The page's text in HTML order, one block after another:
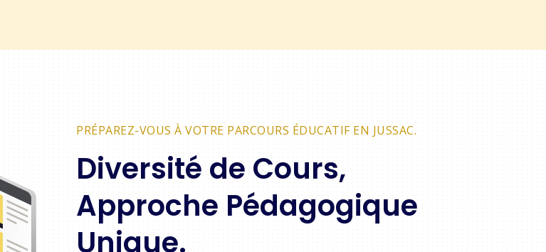
PRÉPAREZ-VOUS À VOTRE PARCOURS ÉDUCATIF EN JUSSAC.
Diversité de Cours,
Approche Pédagogique
Unique.